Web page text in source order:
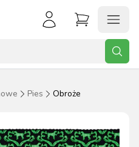
Pies Obroże